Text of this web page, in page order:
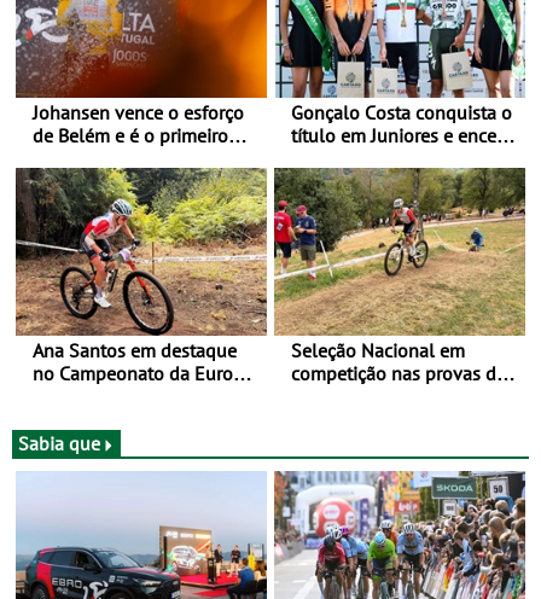
Johansen vence o esforço
de Belém e é o primeiro
a Portugal - Prova decorre
entre 5 e 16 de Agosto
Gonçalo Costa conquista o
título em Juniores e encerra
no Cartaxo
Ana Santos em destaque
no Campeonato da Europa
Seleção Nacional em
competição nas provas de
Sabia que